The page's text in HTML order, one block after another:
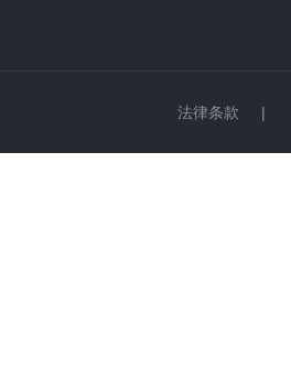
法律条款 |